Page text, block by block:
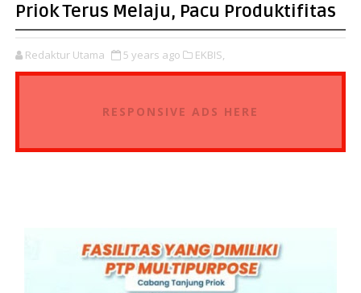
Priok Terus Melaju, Pacu Produktifitas
Redaktur Utama 5 years ago EKBIS,
RESPONSIVE ADS HERE